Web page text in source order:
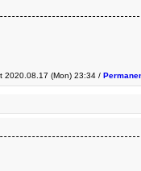
2020.08.17 (Mon) 23:34 /